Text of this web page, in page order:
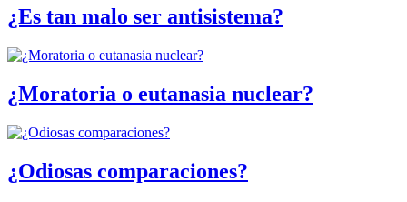
¿Es tan malo ser antisistema?
¿Moratoria o eutanasia nuclear?
¿Odiosas comparaciones?